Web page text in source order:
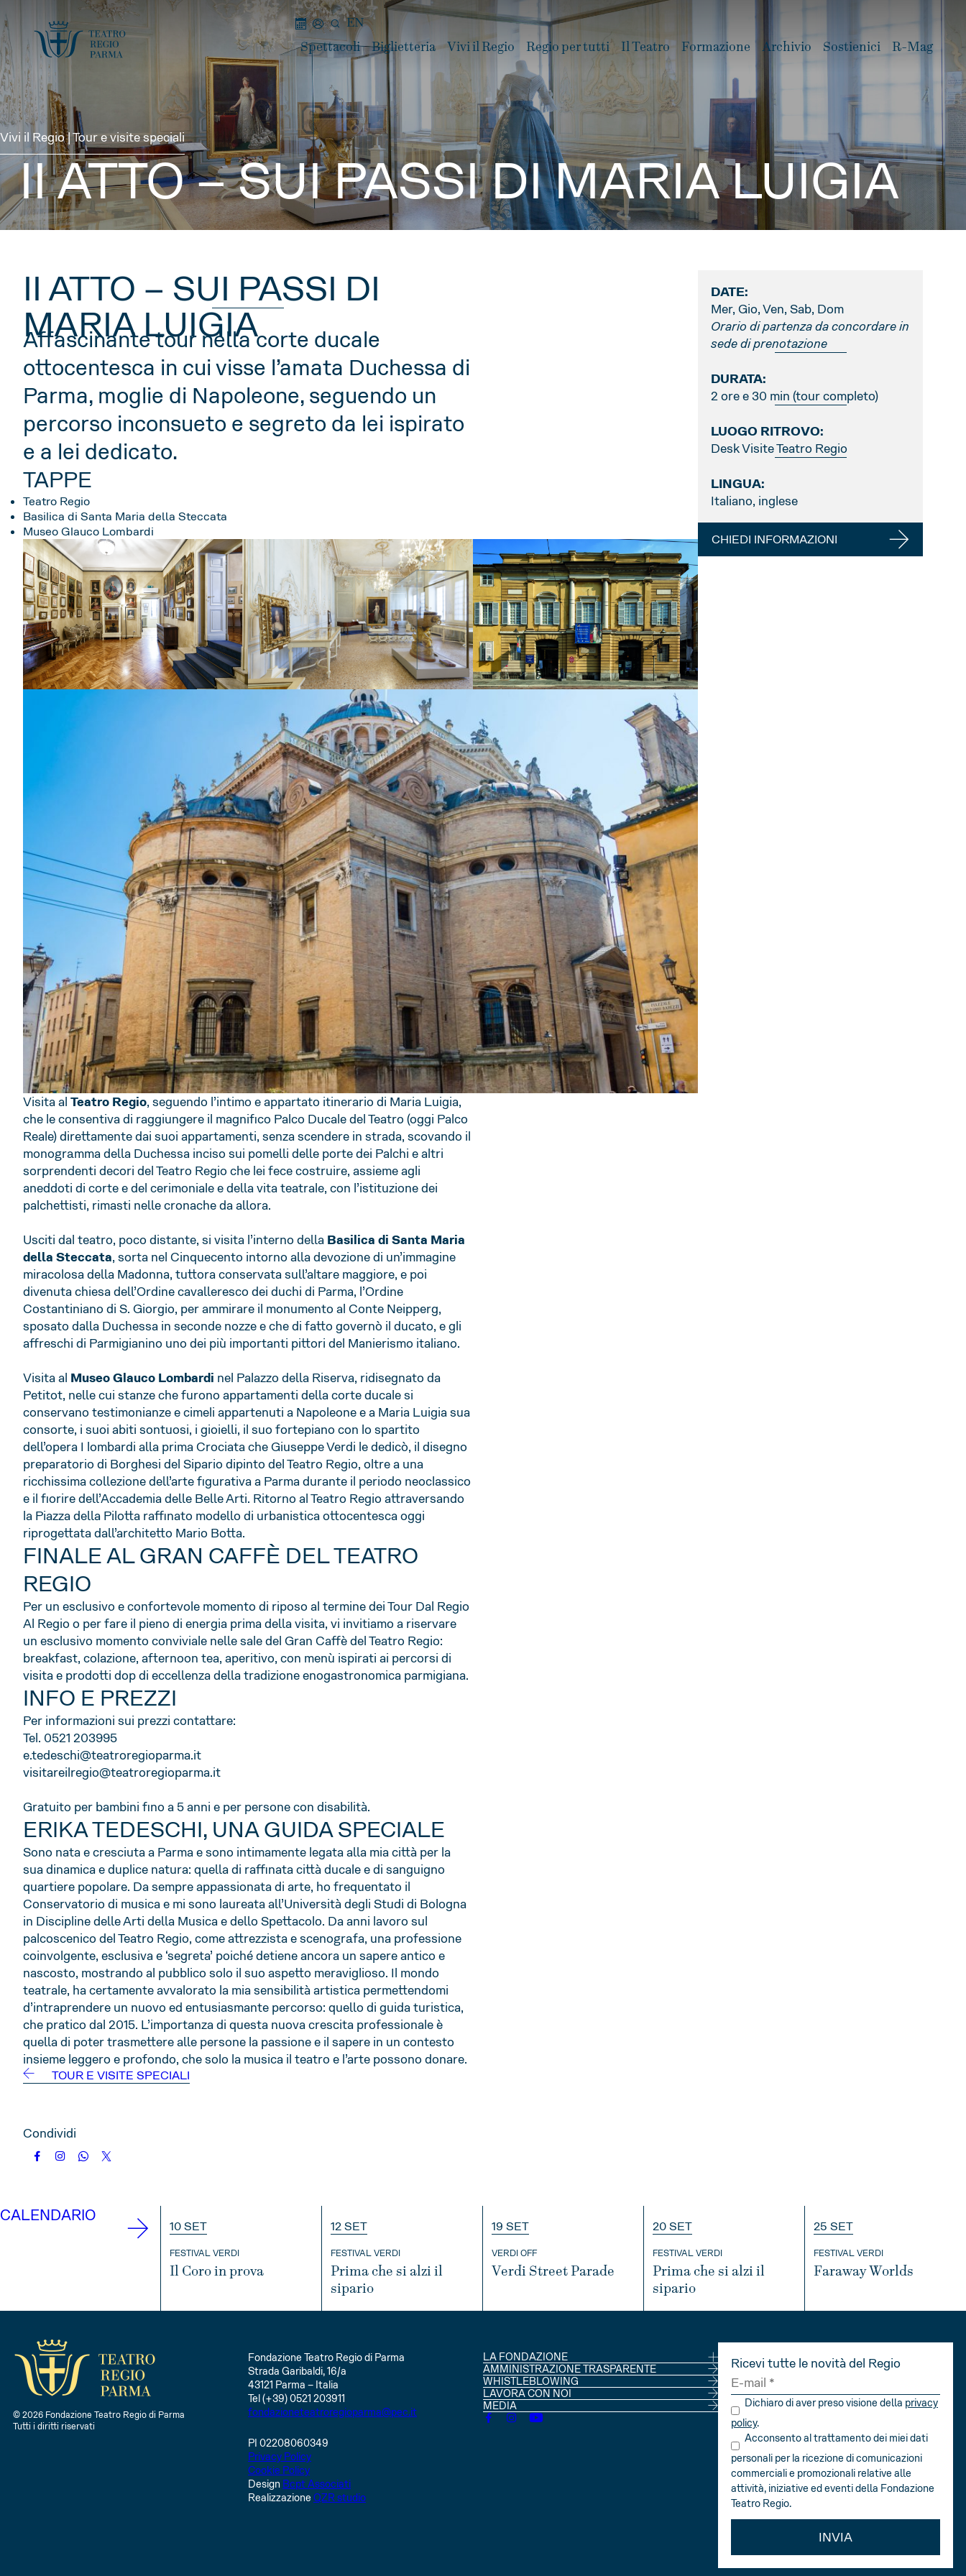
EN
Spettacoli Biglietteria Vivi il Regio Regio per tutti Il Teatro Formazione Archivio Sostienici R-Mag
Vivi il Regio | Tour e visite speciali
II ATTO – SUI PASSI DI MARIA LUIGIA
II ATTO – SUI PASSI DI
MARIA LUIGIA
Affascinante tour nella corte ducale
ottocentesca in cui visse l’amata Duchessa di
Parma, moglie di Napoleone, seguendo un
percorso inconsueto e segreto da lei ispirato
e a lei dedicato.
TAPPE
Teatro Regio
Basilica di Santa Maria della Steccata
Museo Glauco Lombardi
Visita al Teatro Regio, seguendo l’intimo e appartato itinerario di Maria Luigia,
che le consentiva di raggiungere il magnifico Palco Ducale del Teatro (oggi Palco
Reale) direttamente dai suoi appartamenti, senza scendere in strada, scovando il
monogramma della Duchessa inciso sui pomelli delle porte dei Palchi e altri
sorprendenti decori del Teatro Regio che lei fece costruire, assieme agli
aneddoti di corte e del cerimoniale e della vita teatrale, con l’istituzione dei
palchettisti, rimasti nelle cronache da allora.
Usciti dal teatro, poco distante, si visita l’interno della Basilica di Santa Maria
della Steccata, sorta nel Cinquecento intorno alla devozione di un’immagine
miracolosa della Madonna, tuttora conservata sull’altare maggiore, e poi
divenuta chiesa dell’Ordine cavalleresco dei duchi di Parma, l’Ordine
Costantiniano di S. Giorgio, per ammirare il monumento al Conte Neipperg,
sposato dalla Duchessa in seconde nozze e che di fatto governò il ducato, e gli
affreschi di Parmigianino uno dei più importanti pittori del Manierismo italiano.
Visita al Museo Glauco Lombardi nel Palazzo della Riserva, ridisegnato da
Petitot, nelle cui stanze che furono appartamenti della corte ducale si
conservano testimonianze e cimeli appartenuti a Napoleone e a Maria Luigia sua
consorte, i suoi abiti sontuosi, i gioielli, il suo fortepiano con lo spartito
dell’opera I lombardi alla prima Crociata che Giuseppe Verdi le dedicò, il disegno
preparatorio di Borghesi del Sipario dipinto del Teatro Regio, oltre a una
ricchissima collezione dell’arte figurativa a Parma durante il periodo neoclassico
e il fiorire dell’Accademia delle Belle Arti. Ritorno al Teatro Regio attraversando
la Piazza della Pilotta raffinato modello di urbanistica ottocentesca oggi
riprogettata dall’architetto Mario Botta.
FINALE AL GRAN CAFFÈ DEL TEATRO
REGIO
Per un esclusivo e confortevole momento di riposo al termine dei Tour Dal Regio
Al Regio o per fare il pieno di energia prima della visita, vi invitiamo a riservare
un esclusivo momento conviviale nelle sale del Gran Caffè del Teatro Regio:
breakfast, colazione, afternoon tea, aperitivo, con menù ispirati ai percorsi di
visita e prodotti dop di eccellenza della tradizione enogastronomica parmigiana.
INFO E PREZZI
Per informazioni sui prezzi contattare:
Tel. 0521 203995
e.tedeschi@teatroregioparma.it
visitareilregio@teatroregioparma.it
Gratuito per bambini fino a 5 anni e per persone con disabilità.
ERIKA TEDESCHI, UNA GUIDA SPECIALE
Sono nata e cresciuta a Parma e sono intimamente legata alla mia città per la
sua dinamica e duplice natura: quella di raffinata città ducale e di sanguigno
quartiere popolare. Da sempre appassionata di arte, ho frequentato il
Conservatorio di musica e mi sono laureata all’Università degli Studi di Bologna
in Discipline delle Arti della Musica e dello Spettacolo. Da anni lavoro sul
palcoscenico del Teatro Regio, come attrezzista e scenografa, una professione
coinvolgente, esclusiva e ‘segreta’ poiché detiene ancora un sapere antico e
nascosto, mostrando al pubblico solo il suo aspetto meraviglioso. Il mondo
teatrale, ha certamente avvalorato la mia sensibilità artistica permettendomi
d’intraprendere un nuovo ed entusiasmante percorso: quello di guida turistica,
che pratico dal 2015. L’importanza di questa nuova crescita professionale è
quella di poter trasmettere alle persone la passione e il sapere in un contesto
insieme leggero e profondo, che solo la musica il teatro e l’arte possono donare.
TOUR E VISITE SPECIALI
DATE:
Mer, Gio, Ven, Sab, Dom
Orario di partenza da concordare in
sede di prenotazione
DURATA:
2 ore e 30 min (tour completo)
LUOGO RITROVO:
Desk Visite Teatro Regio
LINGUA:
Italiano, inglese
CHIEDI INFORMAZIONI
Condividi
CALENDARIO
10 SET
FESTIVAL VERDI
Il Coro in prova
INFO
12 SET
FESTIVAL VERDI
Prima che si alzi il
sipario
19 SET
VERDI OFF
Verdi Street Parade
INFO
20 SET
FESTIVAL VERDI
Prima che si alzi il
sipario
25 SET
FESTIVAL VERDI
Faraway Worlds
INFO
© 2026 Fondazione Teatro Regio di Parma
Tutti i diritti riservati
Fondazione Teatro Regio di Parma
Strada Garibaldi, 16/a
43121 Parma – Italia
Tel (+39) 0521 203911
fondazioneteatroregioparma@pec.it
PI 02208060349
Privacy Policy
Cookie Policy
Design Bcpt Associati
Realizzazione QZR studio
LA FONDAZIONE
CONSIGLIO DI AMMINISTRAZIONE
SOCI
STATUTO
AMMINISTRAZIONE TRASPARENTE
WHISTLEBLOWING
LAVORA CON NOI
MEDIA
Ricevi tutte le novità del Regio
Dichiaro di aver preso visione della privacy
policy.
Acconsento al trattamento dei miei dati
personali per la ricezione di comunicazioni
commerciali e promozionali relative alle
attività, iniziative ed eventi della Fondazione
Teatro Regio.
INVIA